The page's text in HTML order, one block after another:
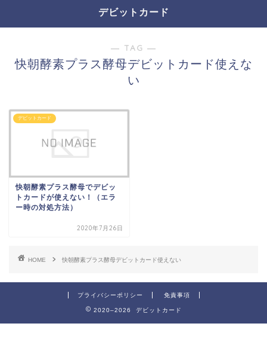
デビットカード
― TAG ―
快朝酵素プラス酵母デビットカード使えな
い
デビットカード
快朝酵素プラス酵母でデビッ
トカードが使えない！（エラ
ー時の対処方法）
2020年7月26日
HOME 快朝酵素プラス酵母デビットカード使えない
プライバシーポリシー 免責事項
2020–2026 デビットカード